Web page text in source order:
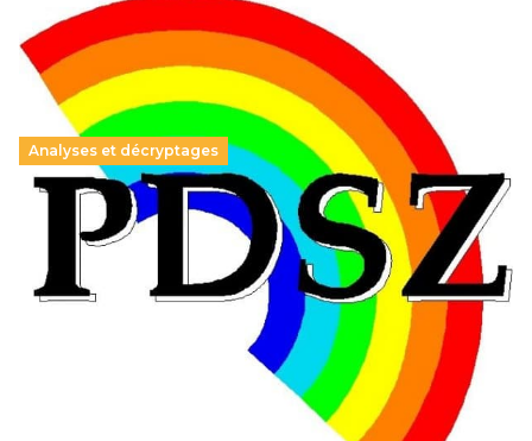
Analyses et décryptages
Hongrie : du changement pour les politiques
éducatives, aussi !
25 juin 2026
En Hongrie, le conservateur Peter Magyar et son parti
Tisza "Respect et liberté" ont remporté une large victoire,
contre le premier ministre sortant, Viktor Orban,…